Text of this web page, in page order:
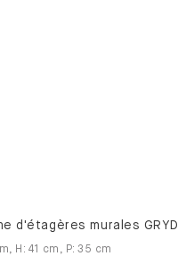
d'étagères murales GRYD
, H : 41 cm , P:35 cm